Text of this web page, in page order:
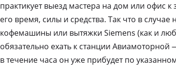
практикует выезд мастера на дом или офис
его время, силы и средства. Так что в
кофемашины или вытяжки Siemens (как и
обязательно ехать к станции
в течение часа он уже прибудет по